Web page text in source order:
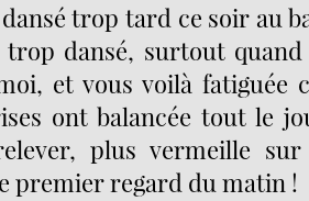
trop tard ce soir au
trop dansé, surtout
et vous voilà fatiguée
ont balancée tout le
plus vermeille
premier regard du matin !